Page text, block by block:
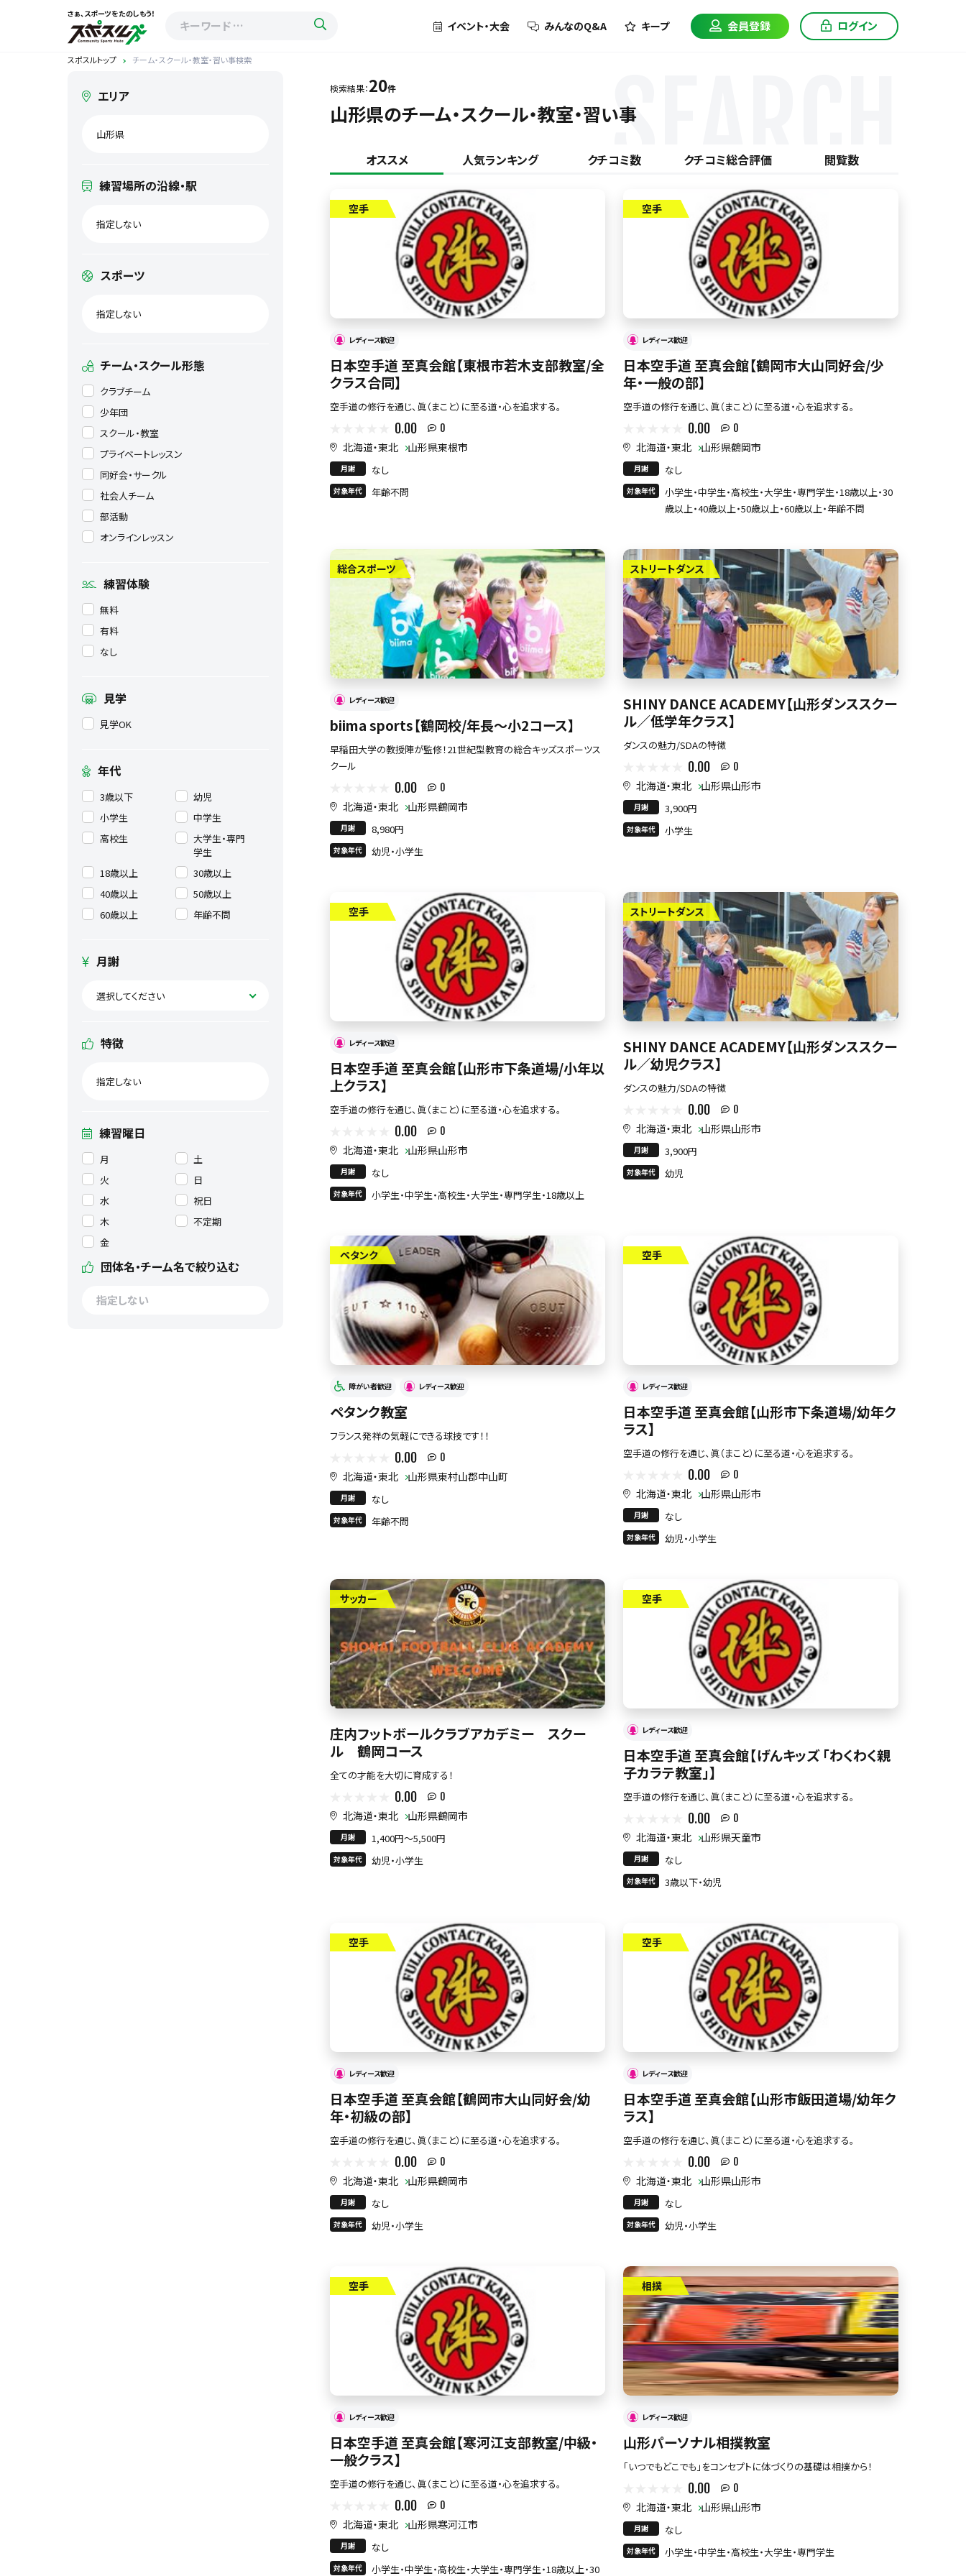
さぁ、スポーツをたのしもう！
イベント・大会 みんなのQ&A キープ 会員登録 ログイン
スポスルトップ チーム・スクール・教室・習い事検索 SEARCH
検索結果：20件
山形県のチーム・スクール・教室・習い事
オススメ 人気ランキング クチコミ数 クチコミ総合評価 閲覧数
空手
レディース歓迎
日本空手道 至真会館【東根市若木支部教室/全
クラス合同】
空手道の修行を通じ、眞（まこと）に至る道・心を追求する。
0.00 0
北海道・東北 山形県東根市
月謝 なし
対象年代 年齢不問
空手
レディース歓迎
日本空手道 至真会館【鶴岡市大山同好会/少
年・一般の部】
空手道の修行を通じ、眞（まこと）に至る道・心を追求する。
0.00 0
北海道・東北 山形県鶴岡市
月謝 なし
対象年代
小学生・中学生・高校生・大学生・専門学生・18歳以上・30
歳以上・40歳以上・50歳以上・60歳以上・年齢不問
総合スポーツ
レディース歓迎
biima sports【鶴岡校/年長～小2コース】
早稲田大学の教授陣が監修！21世紀型教育の総合キッズスポーツス
クール
0.00 0
北海道・東北 山形県鶴岡市
月謝 8,980円
対象年代 幼児・小学生
ストリートダンス
SHINY DANCE ACADEMY【山形ダンススクー
ル／低学年クラス】
ダンスの魅力/SDAの特徴
0.00 0
北海道・東北 山形県山形市
月謝 3,900円
対象年代 小学生
空手
レディース歓迎
日本空手道 至真会館【山形市下条道場/小年以
上クラス】
空手道の修行を通じ、眞（まこと）に至る道・心を追求する。
0.00 0
北海道・東北 山形県山形市
月謝 なし
対象年代 小学生・中学生・高校生・大学生・専門学生・18歳以上
ストリートダンス
SHINY DANCE ACADEMY【山形ダンススクー
ル／幼児クラス】
ダンスの魅力/SDAの特徴
0.00 0
北海道・東北 山形県山形市
月謝 3,900円
対象年代 幼児
ペタンク
障がい者歓迎 レディース歓迎
ペタンク教室
フランス発祥の気軽にできる球技です！！
0.00 0
北海道・東北 山形県東村山郡中山町
月謝 なし
対象年代 年齢不問
空手
レディース歓迎
日本空手道 至真会館【山形市下条道場/幼年ク
ラス】
空手道の修行を通じ、眞（まこと）に至る道・心を追求する。
0.00 0
北海道・東北 山形県山形市
月謝 なし
対象年代 幼児・小学生
サッカー
庄内フットボールクラブアカデミー スクー
ル 鶴岡コース
全ての才能を大切に育成する！
0.00 0
北海道・東北 山形県鶴岡市
月謝 1,400円〜5,500円
対象年代 幼児・小学生
空手
レディース歓迎
日本空手道 至真会館【げんキッズ 「わくわく親
子カラテ教室」】
空手道の修行を通じ、眞（まこと）に至る道・心を追求する。
0.00 0
北海道・東北 山形県天童市
月謝 なし
対象年代 3歳以下・幼児
空手
レディース歓迎
日本空手道 至真会館【鶴岡市大山同好会/幼
年・初級の部】
空手道の修行を通じ、眞（まこと）に至る道・心を追求する。
0.00 0
北海道・東北 山形県鶴岡市
月謝 なし
対象年代 幼児・小学生
空手
レディース歓迎
日本空手道 至真会館【山形市飯田道場/幼年ク
ラス】
空手道の修行を通じ、眞（まこと）に至る道・心を追求する。
0.00 0
北海道・東北 山形県山形市
月謝 なし
対象年代 幼児・小学生
空手
レディース歓迎
日本空手道 至真会館【寒河江支部教室/中級・
一般クラス】
空手道の修行を通じ、眞（まこと）に至る道・心を追求する。
0.00 0
北海道・東北 山形県寒河江市
月謝 なし
対象年代 小学生・中学生・高校生・大学生・専門学生・18歳以上・30
相撲
レディース歓迎
山形パーソナル相撲教室
「いつでもどこでも」をコンセプトに体づくりの基礎は相撲から！
0.00 0
北海道・東北 山形県山形市
月謝 なし
対象年代 小学生・中学生・高校生・大学生・専門学生
エリア
山形県
練習場所の沿線・駅
指定しない
スポーツ
指定しない
チーム・スクール形態
クラブチーム
少年団
スクール・教室
プライベートレッスン
同好会・サークル
社会人チーム
部活動
オンラインレッスン
練習体験
無料
有料
なし
見学
見学OK
年代
3歳以下
幼児
小学生
中学生
高校生
大学生・専門
学生
18歳以上
30歳以上
40歳以上
50歳以上
60歳以上
年齢不問
月謝
選択してください
特徴
指定しない
練習曜日
月
土
火
日
水
祝日
木
不定期
金
団体名・チーム名で絞り込む